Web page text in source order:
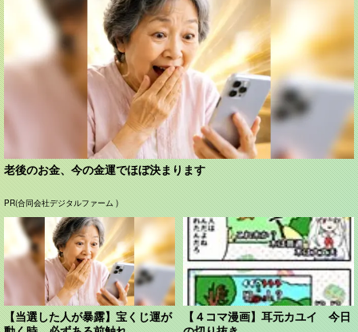
老後のお金、今の金運でほぼ決まります
PR(合同会社デジタルファーム )
【当選した人が暴露】宝くじ運が
【４コマ漫画】耳元カユイ 今日